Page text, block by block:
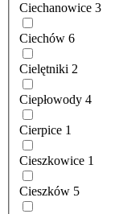
Ciechanowice 3
Ciechów 6
Cielętniki 2
Ciepłowody 4
Cierpice 1
Cieszkowice 1
Cieszków 5